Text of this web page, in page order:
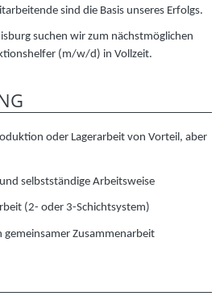
sind die Basis unseres Erfolgs.
suchen wir zum nächstmöglichen
(m/w/d) in Vollzeit.
oder Lagerarbeit von Vorteil, aber
selbstständige Arbeitsweise
(2- oder 3-Schichtsystem)
gemeinsamer Zusammenarbeit